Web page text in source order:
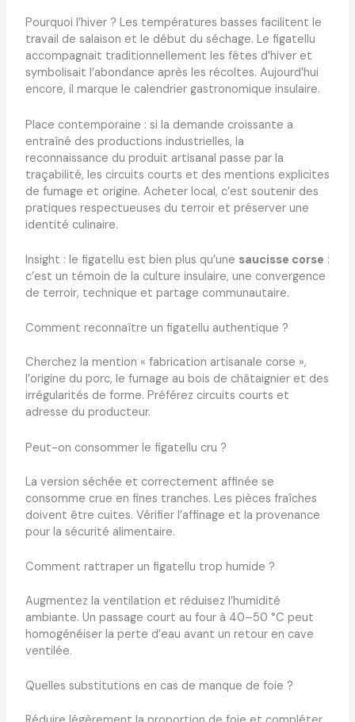
Pourquoi l’hiver ? Les températures basses facilitent le
travail de salaison et le début du séchage. Le figatellu
accompagnait traditionnellement les fêtes d’hiver et
symbolisait l’abondance après les récoltes. Aujourd’hui
encore, il marque le calendrier gastronomique insulaire.
Place contemporaine : si la demande croissante a
entraîné des productions industrielles, la
reconnaissance du produit artisanal passe par la
traçabilité, les circuits courts et des mentions explicites
de fumage et origine. Acheter local, c’est soutenir des
pratiques respectueuses du terroir et préserver une
identité culinaire.
Insight : le figatellu est bien plus qu’une saucisse corse :
c’est un témoin de la culture insulaire, une convergence
de terroir, technique et partage communautaire.
Comment reconnaître un figatellu authentique ?
Cherchez la mention « fabrication artisanale corse »,
l’origine du porc, le fumage au bois de châtaignier et des
irrégularités de forme. Préférez circuits courts et
adresse du producteur.
Peut-on consommer le figatellu cru ?
La version séchée et correctement affinée se
consomme crue en fines tranches. Les pièces fraîches
doivent être cuites. Vérifier l’affinage et la provenance
pour la sécurité alimentaire.
Comment rattraper un figatellu trop humide ?
Augmentez la ventilation et réduisez l’humidité
ambiante. Un passage court au four à 40–50 °C peut
homogénéiser la perte d’eau avant un retour en cave
ventilée.
Quelles substitutions en cas de manque de foie ?